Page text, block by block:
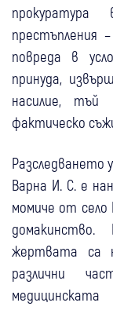
престъпления
повреда в
принуда,
насилие,
фактическо
Разследването
Варна И. С. е
момиче от село
жертвата са
различни